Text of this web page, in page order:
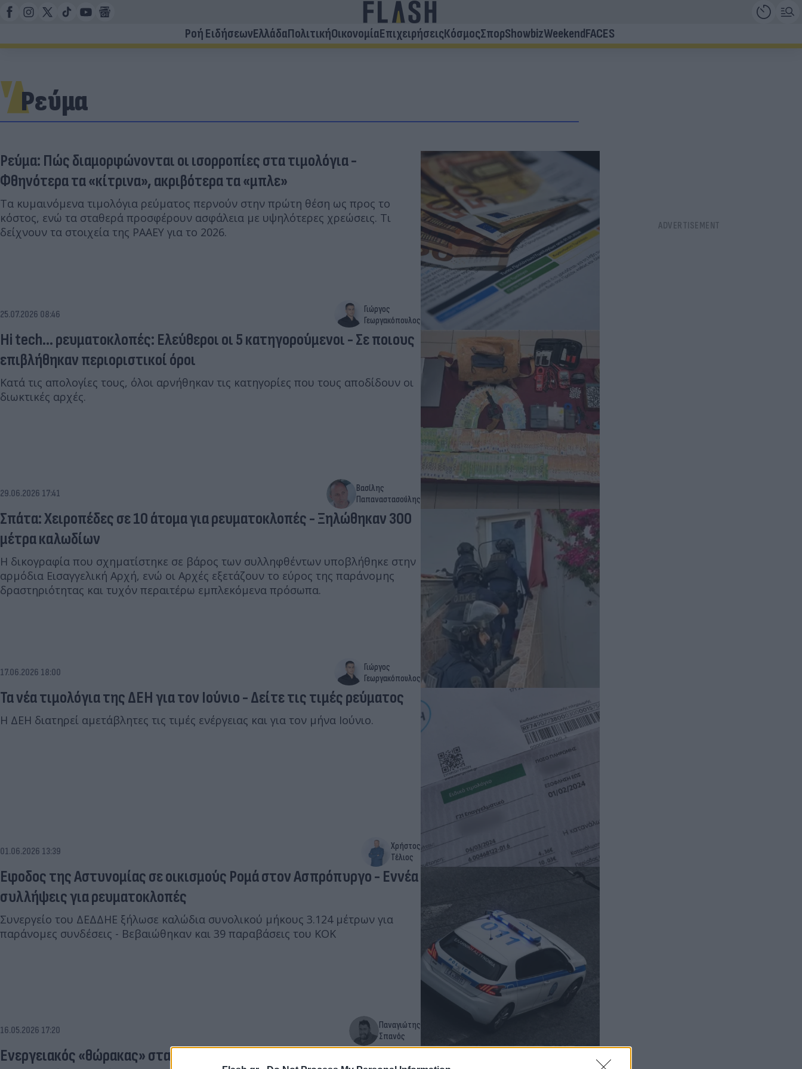
Ροή ΕιδήσεωνΕλλάδαΠολιτικήΟικονομίαΕπιχειρήσειςΚόσμοςΣπορShowbizWeekendFACES
Ρεύμα
Ρεύμα: Πώς διαμορφώνονται οι ισορροπίες στα τιμολόγια -
Φθηνότερα τα «κίτρινα», ακριβότερα τα «μπλε»
Τα κυμαινόμενα τιμολόγια ρεύματος περνούν στην πρώτη θέση ως προς το
κόστος, ενώ τα σταθερά προσφέρουν ασφάλεια με υψηλότερες χρεώσεις. Τι
δείχνουν τα στοιχεία της ΡΑΑΕΥ για το 2026.
25.07.2026 08:46
Γιώργος
Γεωργακόπουλος
Hi tech... ρευματοκλοπές: Ελεύθεροι οι 5 κατηγορούμενοι - Σε ποιους
επιβλήθηκαν περιοριστικοί όροι
Κατά τις απολογίες τους, όλοι αρνήθηκαν τις κατηγορίες που τους αποδίδουν οι
διωκτικές αρχές.
29.06.2026 17:41
Βασίλης
Παπαναστασούλης
Σπάτα: Χειροπέδες σε 10 άτομα για ρευματοκλοπές - Ξηλώθηκαν 300
μέτρα καλωδίων
Η δικογραφία που σχηματίστηκε σε βάρος των συλληφθέντων υποβλήθηκε στην
αρμόδια Εισαγγελική Αρχή, ενώ οι Αρχές εξετάζουν το εύρος της παράνομης
δραστηριότητας και τυχόν περαιτέρω εμπλεκόμενα πρόσωπα.
17.06.2026 18:00
Γιώργος
Γεωργακόπουλος
Τα νέα τιμολόγια της ΔΕΗ για τον Ιούνιο - Δείτε τις τιμές ρεύματος
Η ΔΕΗ διατηρεί αμετάβλητες τις τιμές ενέργειας και για τον μήνα Ιούνιο.
01.06.2026 13:39
Χρήστος
Τέλιος
Εφοδος της Αστυνομίας σε οικισμούς Ρομά στον Ασπρόπυργο - Εννέα
συλλήψεις για ρευματοκλοπές
Συνεργείο του ΔΕΔΔΗΕ ξήλωσε καλώδια συνολικού μήκους 3.124 μέτρων για
παράνομες συνδέσεις - Βεβαιώθηκαν και 39 παραβάσεις του ΚΟΚ
16.05.2026 17:20
Παναγιώτης
Σπανός
Ενεργειακός «θώρακας» στα Βαλκάνια: Η συμμαχία των 4 στην Αθήνα